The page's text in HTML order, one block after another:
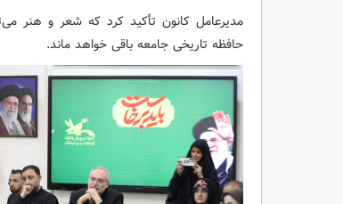
مدیرعامل کانون تأکید کرد که شعر و هنر
حافظه تاریخی جامعه باقی خواهد ماند.